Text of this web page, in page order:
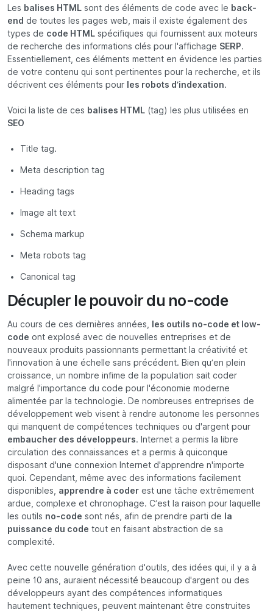
Les balises HTML sont des éléments de code avec le back-
end de toutes les pages web, mais il existe également des
types de code HTML spécifiques qui fournissent aux moteurs
de recherche des informations clés pour l'affichage SERP.
Essentiellement, ces éléments mettent en évidence les parties
de votre contenu qui sont pertinentes pour la recherche, et ils
décrivent ces éléments pour les robots d’indexation.
Voici la liste de ces balises HTML (tag) les plus utilisées en
SEO
Title tag.
Meta description tag
Heading tags
Image alt text
Schema markup
Meta robots tag
Canonical tag
Décupler le pouvoir du no-code
Au cours de ces dernières années,
les outils no-code et low-
code ont explosé avec de nouvelles entreprises et de
nouveaux produits passionnants permettant la créativité et
l'innovation à une échelle sans précédent. Bien qu’en plein
croissance, un nombre infime de la population sait coder
malgré l'importance du code pour l'économie moderne
alimentée par la technologie. De nombreuses entreprises de
développement web visent à rendre autonome les personnes
qui manquent de compétences techniques ou d'argent pour
embaucher des développeurs. Internet a permis la libre
circulation des connaissances et a permis à quiconque
disposant d'une connexion Internet d'apprendre n'importe
quoi. Cependant, même avec des informations facilement
disponibles, apprendre à coder est une tâche extrêmement
ardue, complexe et chronophage. C’est la raison pour laquelle
les outils no-code sont nés, afin de prendre parti de
la
puissance du code tout en faisant abstraction de sa
complexité.
Avec cette nouvelle génération d'outils, des idées qui, il y a à
peine 10 ans, auraient nécessité beaucoup d'argent ou des
développeurs ayant des compétences informatiques
hautement techniques, peuvent maintenant être construites